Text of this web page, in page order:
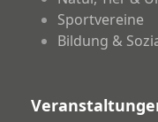
Sportvereine
Bildung &